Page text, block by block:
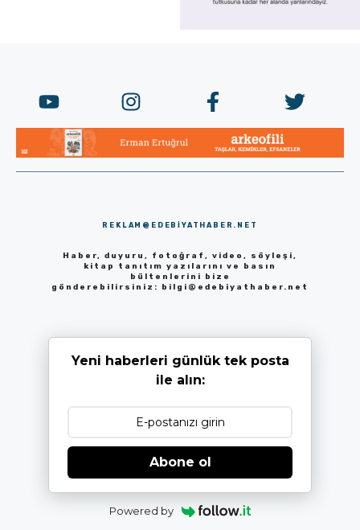
REKLAM@EDEBIYATHABER.NET
Haber, duyuru, fotoğraf, video, söyleşi,
kitap tanıtım yazılarını ve basın
bültenlerini bize
gönderebilirsiniz: bilgi@edebiyathaber.net
Yeni haberleri günlük tek posta
ile alın:
Abone ol
Powered by